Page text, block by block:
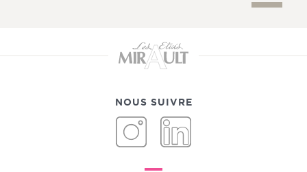
NOUS SUIVRE
INSTAGRAM